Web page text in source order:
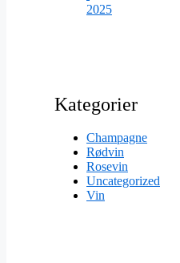
2025
Kategorier
Champagne
Rødvin
Rosevin
Uncategorized
Vin